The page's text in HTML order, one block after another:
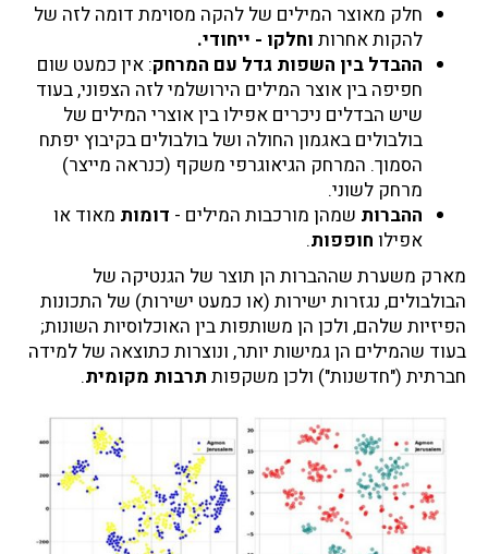
חלק מאוצר המילים של להקה מסוימת דומה לזה של
להקות אחרות וחלקו - ייחודי.
ההבדל בין השפות גדל עם המרחק: אין כמעט שום
חפיפה בין אוצר המילים הירושלמי לזה הצפוני, בעוד
שיש הבדלים ניכרים אפילו בין אוצרי המילים של
בולבולים באגמון החולה ושל בולבולים בקיבוץ יפתח
הסמוך. המרחק הגיאוגרפי משקף (כנראה מייצר)
מרחק לשוני.
ההברות שמהן מורכבות המילים - דומות מאוד או
אפילו חופפות.
מארק משערת שההברות הן תוצר של הגנטיקה של
הבולבולים, נגזרות ישירות (או כמעט ישירות) של התכונות
הפיזיות שלהם, ולכן הן משותפות בין האוכלוסיות השונות;
בעוד שהמילים הן גמישות יותר, ונוצרות כתוצאה של למידה
חברתית ("חדשנות") ולכן משקפות תרבות מקומית.